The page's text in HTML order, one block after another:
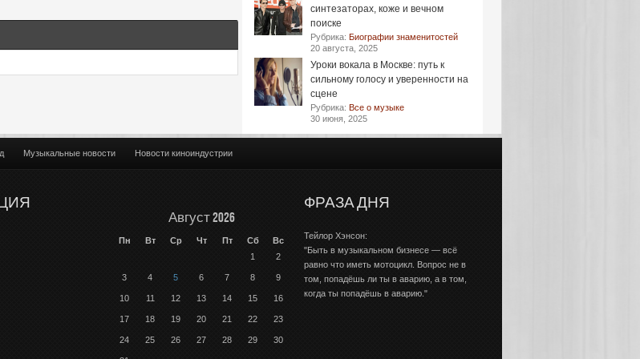
синтезаторах, коже и вечном
поиске
Рубрика: Биографии знаменитостей
20 августа, 2025
Уроки вокала в Москве: путь к
сильному голосу и уверенности на
сцене
Рубрика: Все о музыке
30 июня, 2025
Музыкальные новости Новости киноиндустрии
Август 2026
Пн Вт Ср Чт Пт Сб
Вс
1
2
3 4 5 6 7 8 9
10 11 12 13 14 15 16
17 18 19 20 21 22 23
24 25 26 27 28 29 30
ФРАЗА ДНЯ
Тейлор Хэнсон:
"Быть в музыкальном бизнесе — всё
равно что иметь мотоцикл. Вопрос не в
том, попадёшь ли ты в аварию, а в том,
когда ты попадёшь в аварию."